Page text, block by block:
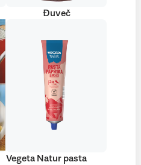
Đuveč
Vegeta Natur pasta